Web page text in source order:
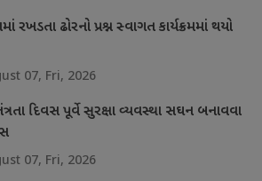
રખડતા ઢોરનો પ્રશ્ન સ્વાગત કાર્યક્રમમાં થયો
07, Fri, 2026
દિવસ પૂર્વે સુરક્ષા વ્યવસ્થા સઘન બનાવવા
07, Fri, 2026